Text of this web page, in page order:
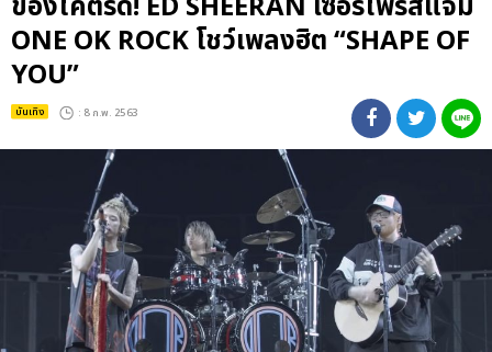
ONE OK ROCK โชว์เพลงฮิต “SHAPE OF
YOU”
บันเทิง : 8 ก.พ. 2563